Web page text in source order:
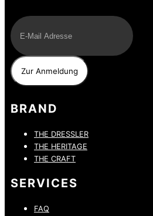
BRAND
THE DRESSLER
THE HERITAGE
THE CRAFT
SERVICES
FAQ